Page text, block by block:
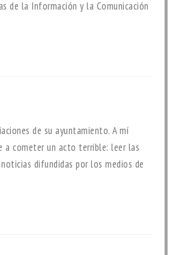
de la Información y la Comunicación
de su ayuntamiento. A mí
a cometer un acto terrible: leer las
difundidas por los medios de